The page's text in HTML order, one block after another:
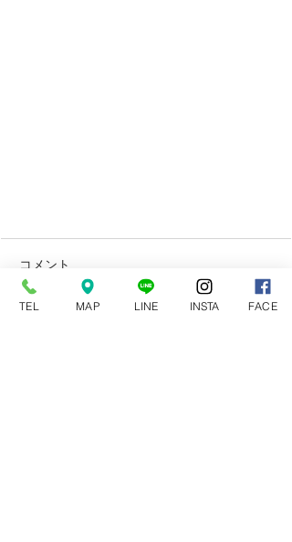
コメント
TEL MAP LINE INSTA FACE